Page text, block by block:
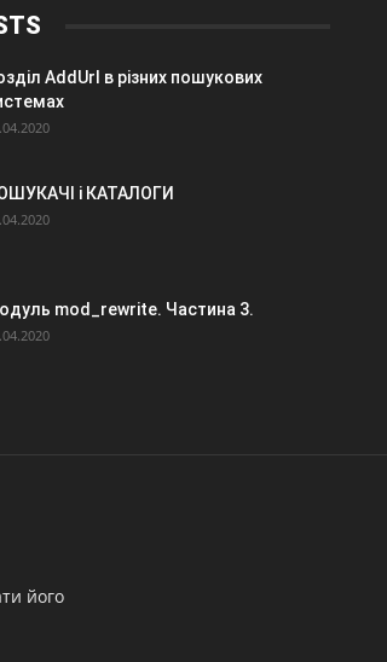
AddUrl в різних пошукових
і КАТАЛОГИ
mod_rewrite. Частина 3.
його